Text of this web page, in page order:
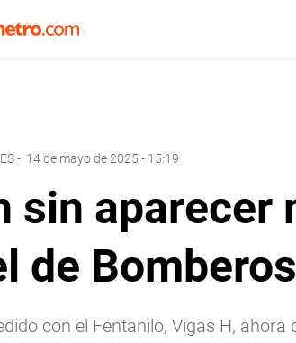
- 14 de mayo de 2025 - 15:19
sin aparecer
de
con el Fentanilo, Vigas H,